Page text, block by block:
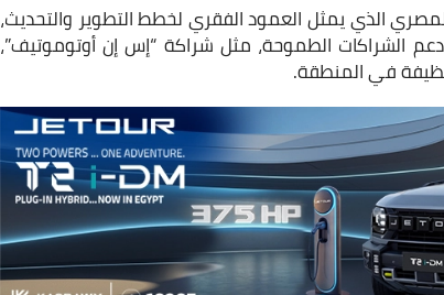
الذي يمثل العمود الفقري لخطط التطوير والتحديث،
الشراكات الطموحة، مثل شراكة “إس إن أوتوموتيف”،
في المنطقة.